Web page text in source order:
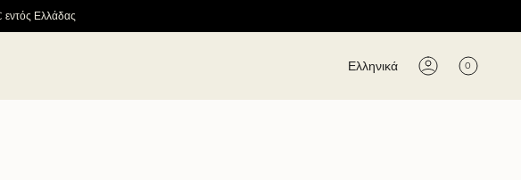
Ελλάδας
Γλώσσα
Ελληνικά Λογαριασμός
0